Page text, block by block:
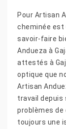
Pour Artisan
cheminée
savoir-faire
Andueza à
attestés à
optique que
Artisan
travail depuis
problèmes de
toujours une